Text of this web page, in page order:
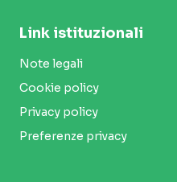
Link istituzionali
Note legali
Cookie policy
Privacy policy
Preferenze privacy